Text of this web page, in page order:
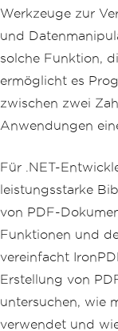
Werkzeuge zur
und
solche Funktion,
ermöglicht es
zwischen zwei
Anwendungen
Für .NET-
leistungsstarke
von PDF-
Funktionen und
vereinfacht
Erstellung von
untersuchen, wie
verwendet und